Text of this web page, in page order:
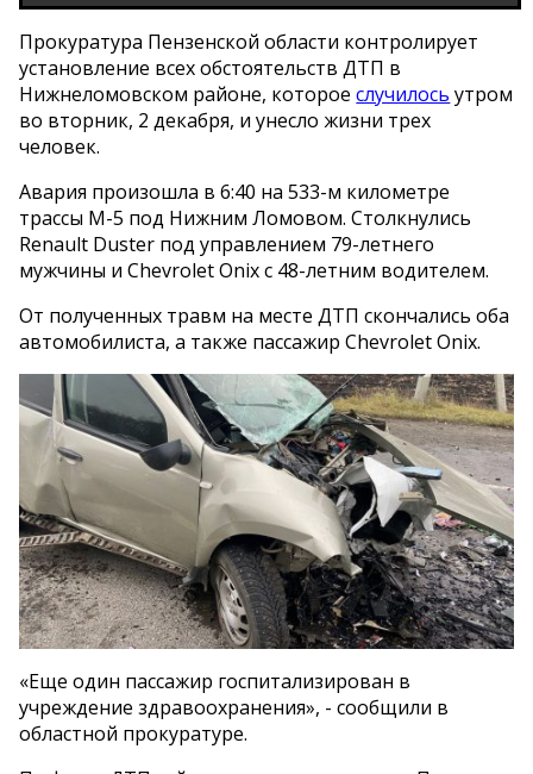
Прокуратура Пензенской области контролирует
установление всех обстоятельств ДТП в
Нижнеломовском районе, котороеслучилось утром
во вторник, 2 декабря, и унесло жизни трех
человек.
Авария произошла в 6:40 на 533-м километре
трассы М-5 под Нижним Ломовом. Столкнулись
Renault Duster под управлением 79-летнего
мужчины и Chevrolet Onix с 48-летним водителем.
От полученных травм на месте ДТП скончались оба
автомобилиста, а также пассажир Chevrolet Onix.
«Еще один пассажир госпитализирован в
учреждение здравоохранения», - сообщили в
областной прокуратуре.